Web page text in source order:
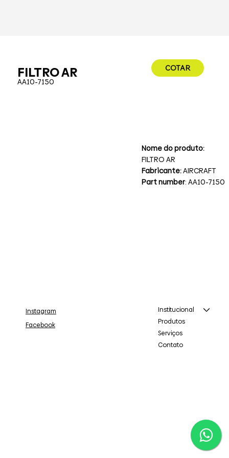
FILTRO AR
AA10-7150
COTAR
Nome do produto:
FILTRO AR
Fabricante:AIRCRAFT
Part number: AA10-7150
Institucional
Produtos
Serviços
Contato
Instagram
Facebook